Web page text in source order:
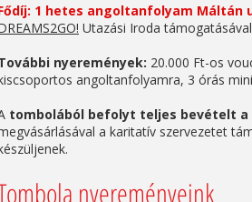
1 hetes angoltanfolyam Máltán
Utazási Iroda
nyeremények: 20.000 Ft-os
angoltanfolyamra, 3 órás
tombolából befolyt teljes bevételt
a karitatív szervezetet
nyereményeink